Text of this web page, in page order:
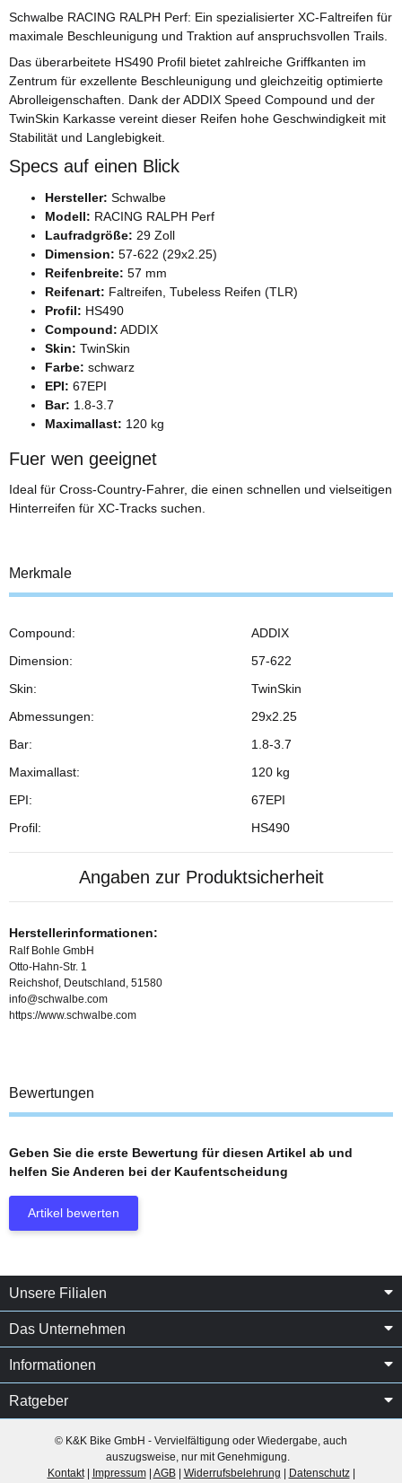
Schwalbe RACING RALPH Perf: Ein spezialisierter XC-Faltreifen für
maximale Beschleunigung und Traktion auf anspruchsvollen Trails.
Das überarbeitete HS490 Profil bietet zahlreiche Griffkanten im
Zentrum für exzellente Beschleunigung und gleichzeitig optimierte
Abrolleigenschaften. Dank der ADDIX Speed Compound und der
TwinSkin Karkasse vereint dieser Reifen hohe Geschwindigkeit mit
Stabilität und Langlebigkeit.
Specs auf einen Blick
Hersteller: Schwalbe
Modell: RACING RALPH Perf
Laufradgröße: 29 Zoll
Dimension: 57-622 (29x2.25)
Reifenbreite: 57 mm
Reifenart: Faltreifen, Tubeless Reifen (TLR)
Profil: HS490
Compound: ADDIX
Skin: TwinSkin
Farbe: schwarz
EPI: 67EPI
Bar: 1.8-3.7
Maximallast: 120 kg
Fuer wen geeignet
Ideal für Cross-Country-Fahrer, die einen schnellen und vielseitigen
Hinterreifen für XC-Tracks suchen.
Merkmale
Compound:
ADDIX
Dimension:
57-622
Skin:
TwinSkin
Abmessungen:
29x2.25
Bar:
1.8-3.7
Maximallast:
120 kg
EPI:
67EPI
Profil:
HS490
Angaben zur Produktsicherheit
Herstellerinformationen:
Ralf Bohle GmbH
Otto-Hahn-Str. 1
Reichshof, Deutschland, 51580
info@schwalbe.com
https://www.schwalbe.com
Bewertungen
Geben Sie die erste Bewertung für diesen Artikel ab und
helfen Sie Anderen bei der Kaufentscheidung
Artikel bewerten
Unsere Filialen
Das Unternehmen
Informationen
Ratgeber
© K&K Bike GmbH - Vervielfältigung oder Wiedergabe, auch
auszugsweise, nur mit Genehmigung.
Kontakt| Impressum| AGB| Widerrufsbelehrung Datenschutz|